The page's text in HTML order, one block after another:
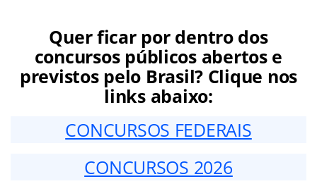
Quer ficar por dentro dos
concursos públicos abertos e
previstos pelo Brasil? Clique nos
links abaixo:
CONCURSOS FEDERAIS
CONCURSOS 2026